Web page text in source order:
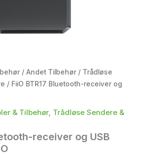
/ Andet Tilbehør / Trådløse
/ FiiO BTR17 Bluetooth-receiver og
& Tilbehør, Trådløse Sendere &
receiver og USB